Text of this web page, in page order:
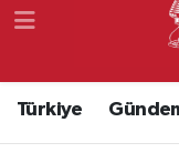
Türkiye
Namaz
Süper Lig